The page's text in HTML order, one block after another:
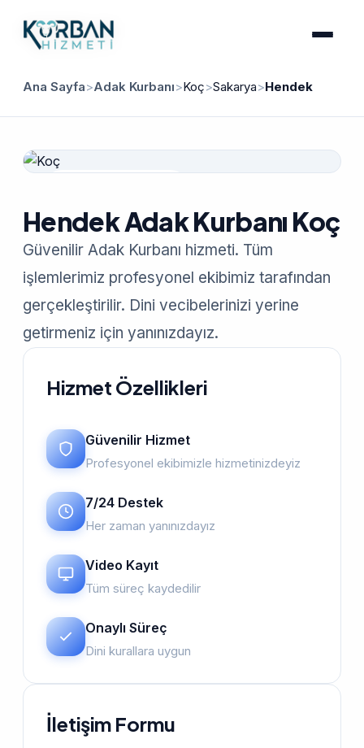
Ana Sayfa>Adak Kurbanı>Koç>Sakarya>Hendek
Hendek Adak Kurbanı Koç
Güvenilir Adak Kurbanı hizmeti. Tüm
işlemlerimiz profesyonel ekibimiz tarafından
gerçekleştirilir. Dini vecibelerinizi yerine
getirmeniz için yanınızdayız.
Hizmet Özellikleri
Güvenilir Hizmet
Profesyonel ekibimizle hizmetinizdeyiz
7/24 Destek
Her zaman yanınızdayız
Video Kayıt
Tüm süreç kaydedilir
Onaylı Süreç
Dini kurallara uygun
İletişim Formu